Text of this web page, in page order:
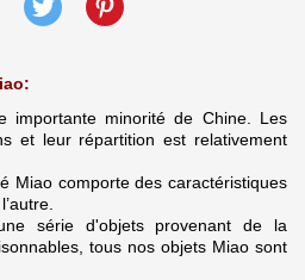
importante minorité de Chine. Les
et leur répartition est relativement
Miao comporte des caractéristiques
série d'objets provenant de la
tous nos objets Miao sont